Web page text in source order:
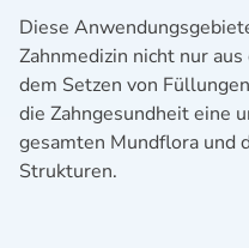
Diese
Zahnmedizin nicht nur
dem Setzen von
die Zahngesundheit eine
gesamten Mundflora und
Strukturen.